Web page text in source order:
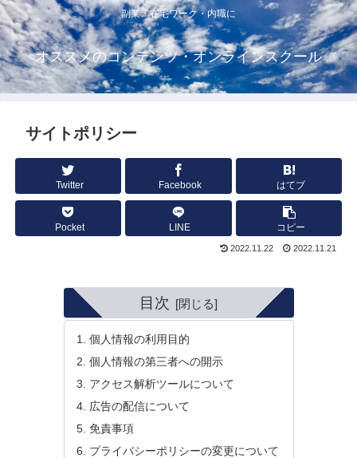
副業・在宅ワーク・内職に
オススメのコンテンツ・オンラインスクール
サイトポリシー
Twitter Facebook はてブ
Pocket LINE コピー
2022.11.22 2022.11.21
目次
個人情報の利用目的
個人情報の第三者への開示
アクセス解析ツールについて
広告の配信について
免責事項
プライバシーポリシーの変更について